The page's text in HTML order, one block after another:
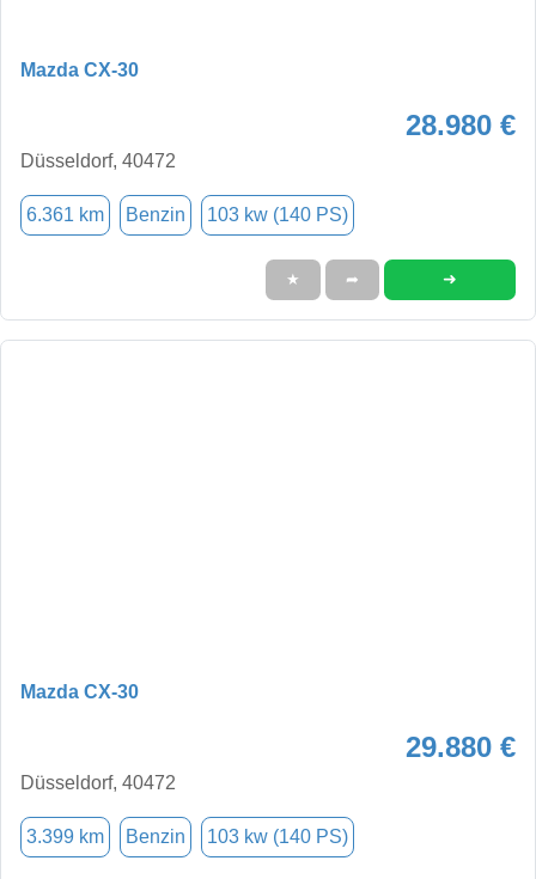
Mazda CX-30
28.980 €
Düsseldorf, 40472
6.361 km Benzin 103 kw (140 PS)
★ ➦ ➜
Mazda CX-30
29.880 €
Düsseldorf, 40472
3.399 km Benzin 103 kw (140 PS)